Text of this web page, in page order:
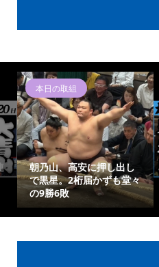
本日の取組
朝乃山、高安に押し出し
で黒星。2桁届かずも堂々
の9勝6敗